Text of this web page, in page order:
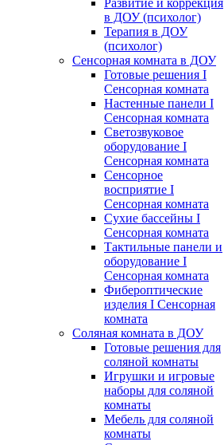
Развитие и коррекция
в ДОУ (психолог)
Терапия в ДОУ
(психолог)
Сенсорная комната в ДОУ
Готовые решения I
Сенсорная комната
Настенные панели I
Сенсорная комната
Светозвуковое
оборудование I
Сенсорная комната
Сенсорное
восприятие I
Сенсорная комната
Сухие бассейны I
Сенсорная комната
Тактильные панели и
оборудование I
Сенсорная комната
Фибероптические
изделия I Сенсорная
комната
Соляная комната в ДОУ
Готовые решения для
соляной комнаты
Игрушки и игровые
наборы для соляной
комнаты
Мебель для соляной
комнаты